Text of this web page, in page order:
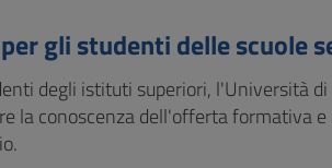
gli studenti delle scuole
degli istituti superiori, l'Università
la conoscenza dell'offerta formativa